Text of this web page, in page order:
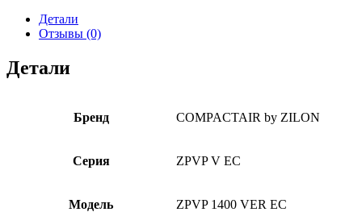
Детали
Отзывы (0)
Детали
Бренд COMPACTAIR by ZILON
Серия ZPVP V EC
Модель ZPVP 1400 VER EC